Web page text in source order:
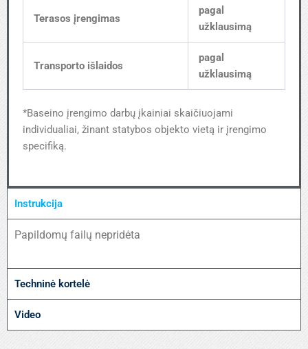
Terasos įrengimas
pagal
užklausimą
Transporto išlaidos
pagal
užklausimą
*Baseino įrengimo darbų įkainiai skaičiuojami
individualiai, žinant statybos objekto vietą ir įrengimo
specifiką.
Instrukcija
Papildomų failų nepridėta
Techninė kortelė
Video